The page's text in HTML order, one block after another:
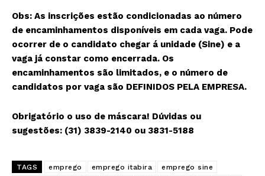
Obs: As inscrições estão condicionadas ao número
de encaminhamentos disponíveis em cada vaga. Pode
ocorrer de o candidato chegar á unidade (Sine) e a
vaga já constar como encerrada. Os
encaminhamentos são limitados, e o número de
candidatos por vaga são DEFINIDOS PELA EMPRESA.
Obrigatório o uso de máscara! Dúvidas ou
sugestões: (31) 3839-2140 ou 3831-5188
TAGS emprego emprego itabira
emprego sine